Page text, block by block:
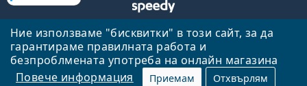
Ние използваме "бисквитки" в този сайт, за да
гарантираме правилната работа и
безпроблмената употреба на онлайн магазина
Повече информация
Приемам Отхвърлям
Назад към началната страница
Нагоре
Lentiamo.bg е собственост и се управлява от Lentiamo s.r.o.,
Република Чехия
Тук сме за вас в продължение на 18 години.